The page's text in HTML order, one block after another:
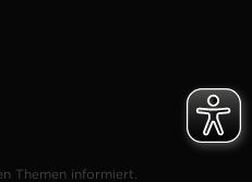
Themen informiert.